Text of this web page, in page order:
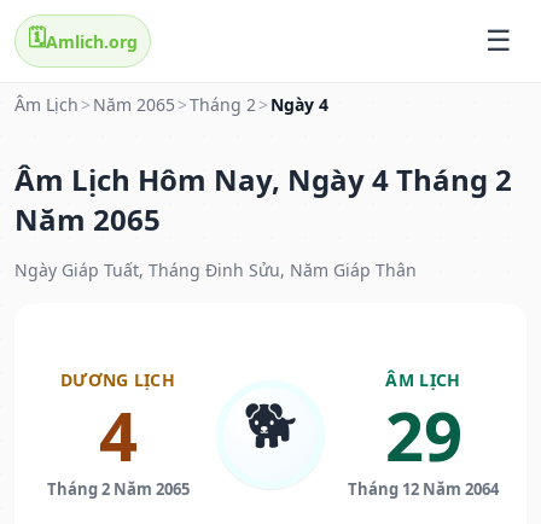
🗓️Amlich.org
Âm Lịch > Năm 2065 >Tháng 2> Ngày 4
Âm Lịch Hôm Nay, Ngày 4 Tháng 2
Năm 2065
Ngày Giáp Tuất, Tháng Đinh Sửu, Năm Giáp Thân
DƯƠNG LỊCH
4
Tháng 2 Năm 2065
🐕
ÂM LỊCH
29
Tháng 12 Năm 2064